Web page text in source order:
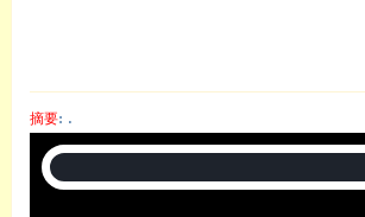
陈雷摘要: .